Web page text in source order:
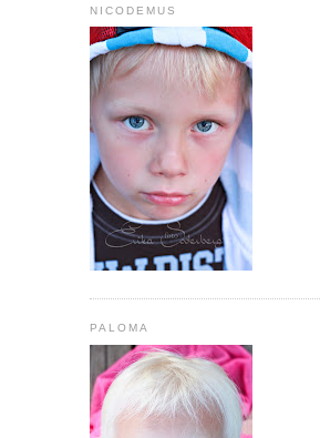
NICODEMUS
PALOMA